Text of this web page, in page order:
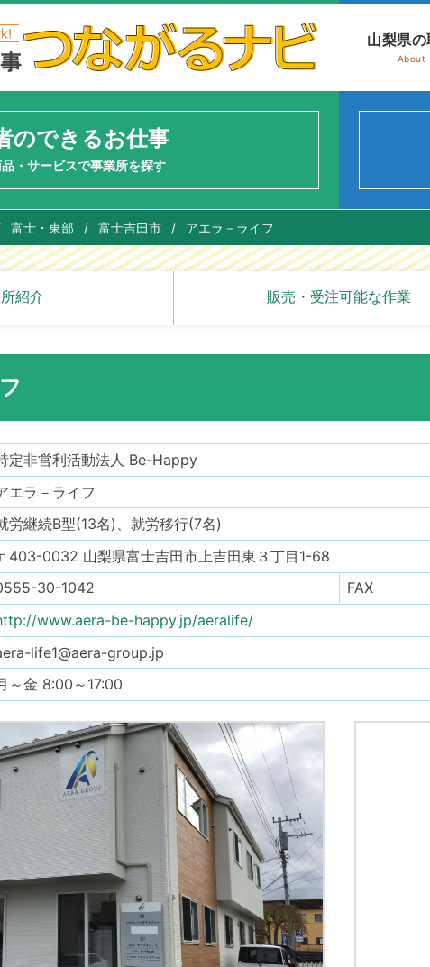
山梨県の
About
のできるお仕事
・サービスで事業所を探す
富士・東部 / 富士吉田市 / アエラ－ライフ
紹介 販売・受注可能な作業
定非営利活動法人 Be-Happy
エラ－ライフ
労継続B型(13名)、就労移行(7名)
403-0032 山梨県富士吉田市上吉田東３丁目1-68
30-1042 FAX
www.aera-be-happy.jp/aeralife/
life1@aera-group.jp
～金 8:00～17:00